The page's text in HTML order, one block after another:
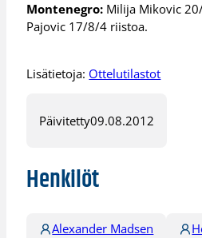
Montenegro: Milija Mikovic
Pajovic 17/8/4 riistoa.
Lisätietoja: Ottelutilastot
Päivitetty09.08.2012
Henkilöt
Alexander Madsen